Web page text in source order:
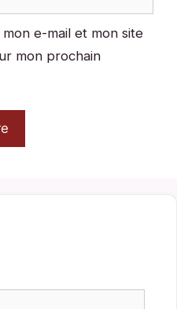
e-mail et mon site
mon prochain